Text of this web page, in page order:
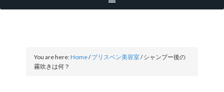
You are here:Home/ブリスベン美容室/シャンプー後の
霧吹きは何？